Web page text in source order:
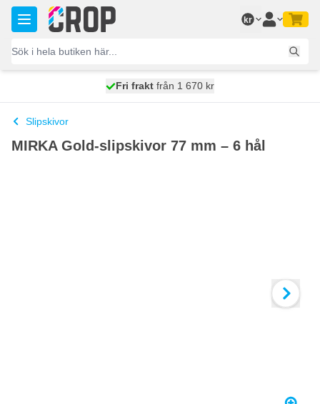
Hoppa till innehållet
kr
skickas idag
Fri frakt från 1 670 kr
100 dagars
Slipskivor
MIRKA Gold-slipskivor 77 mm – 6 hål